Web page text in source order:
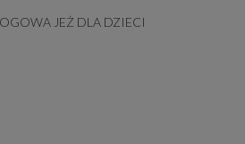
JEŻ DLA DZIECI